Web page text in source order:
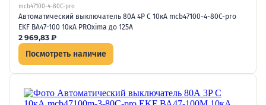
mcb47100-4-80C-pro
Автоматический выключатель 80А 4P C 10кА mcb47100-4-80C-pro
EKF ВА47-100 10кА PROxima до 125А
2 969,83 ₽
Посмотреть наличие